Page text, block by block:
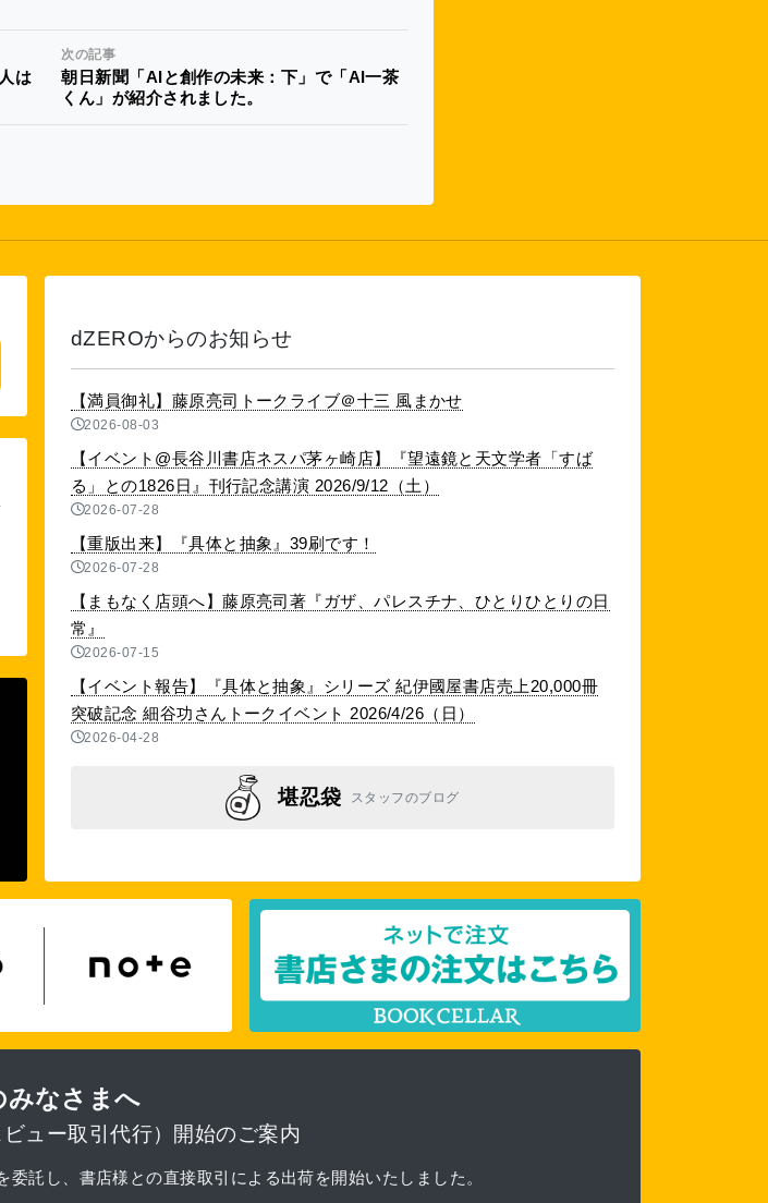
は
次の記事
朝日新聞「AIと創作の未来：下」で「AI一茶
くん」が紹介されました。
dZEROからのお知らせ
【満員御礼】藤原亮司トークライブ＠十三 風まかせ
2026-08-03
【イベント@長谷川書店ネスパ茅ヶ崎店】『望遠鏡と天文学者「すば
る」との1826日』刊行記念講演 2026/9/12（土）
2026-07-28
【重版出来】『具体と抽象』39刷です！
2026-07-28
【まもなく店頭へ】藤原亮司著『ガザ、パレスチナ、ひとりひとりの日
常』
2026-07-15
【イベント報告】『具体と抽象』シリーズ 紀伊國屋書店売上20,000冊
突破記念 細谷功さんトークイベント 2026/4/26（日）
2026-04-28
堪忍袋 スタッフのブログ
みなさまへ
ビュー取引代行）開始のご案内
託し、書店様との直接取引による出荷を開始いたしました。